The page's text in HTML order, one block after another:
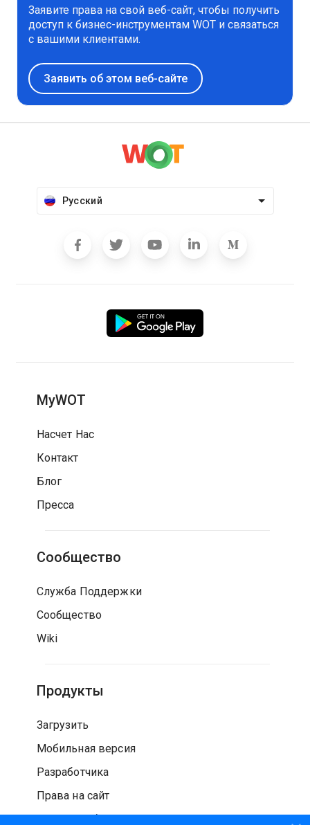
Заявите права на свой веб-сайт, чтобы получить
доступ к бизнес-инструментам WOT и связаться
с вашими клиентами.
Заявить об этом веб-сайте
Русский
MyWOT
Насчет Нас
Контакт
Блог
Пресса
Сообщество
Служба Поддержки
Сообщество
Wiki
Продукты
Загрузить
Мобильная версия
Разработчика
Права на сайт
Проверка безопасности